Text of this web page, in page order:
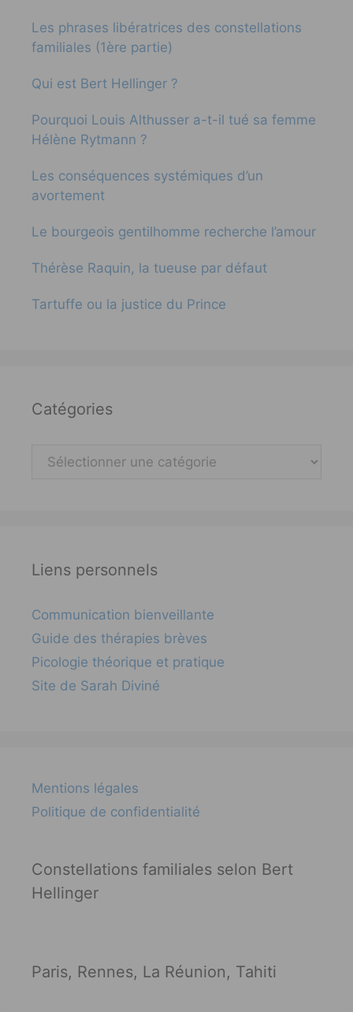
Les phrases libératrices des constellations
familiales (1ère partie)
Qui est Bert Hellinger ?
Pourquoi Louis Althusser a-t-il tué sa femme
Hélène Rytmann ?
Les conséquences systémiques d’un
avortement
Le bourgeois gentilhomme recherche l’amour
Thérèse Raquin, la tueuse par défaut
Tartuffe ou la justice du Prince
Catégories
Catégories
Liens personnels
Communication bienveillante
Guide des thérapies brèves
Picologie théorique et pratique
Site de Sarah Diviné
Mentions légales
Politique de confidentialité
Constellations familiales selon Bert
Hellinger
Paris, Rennes, La Réunion, Tahiti